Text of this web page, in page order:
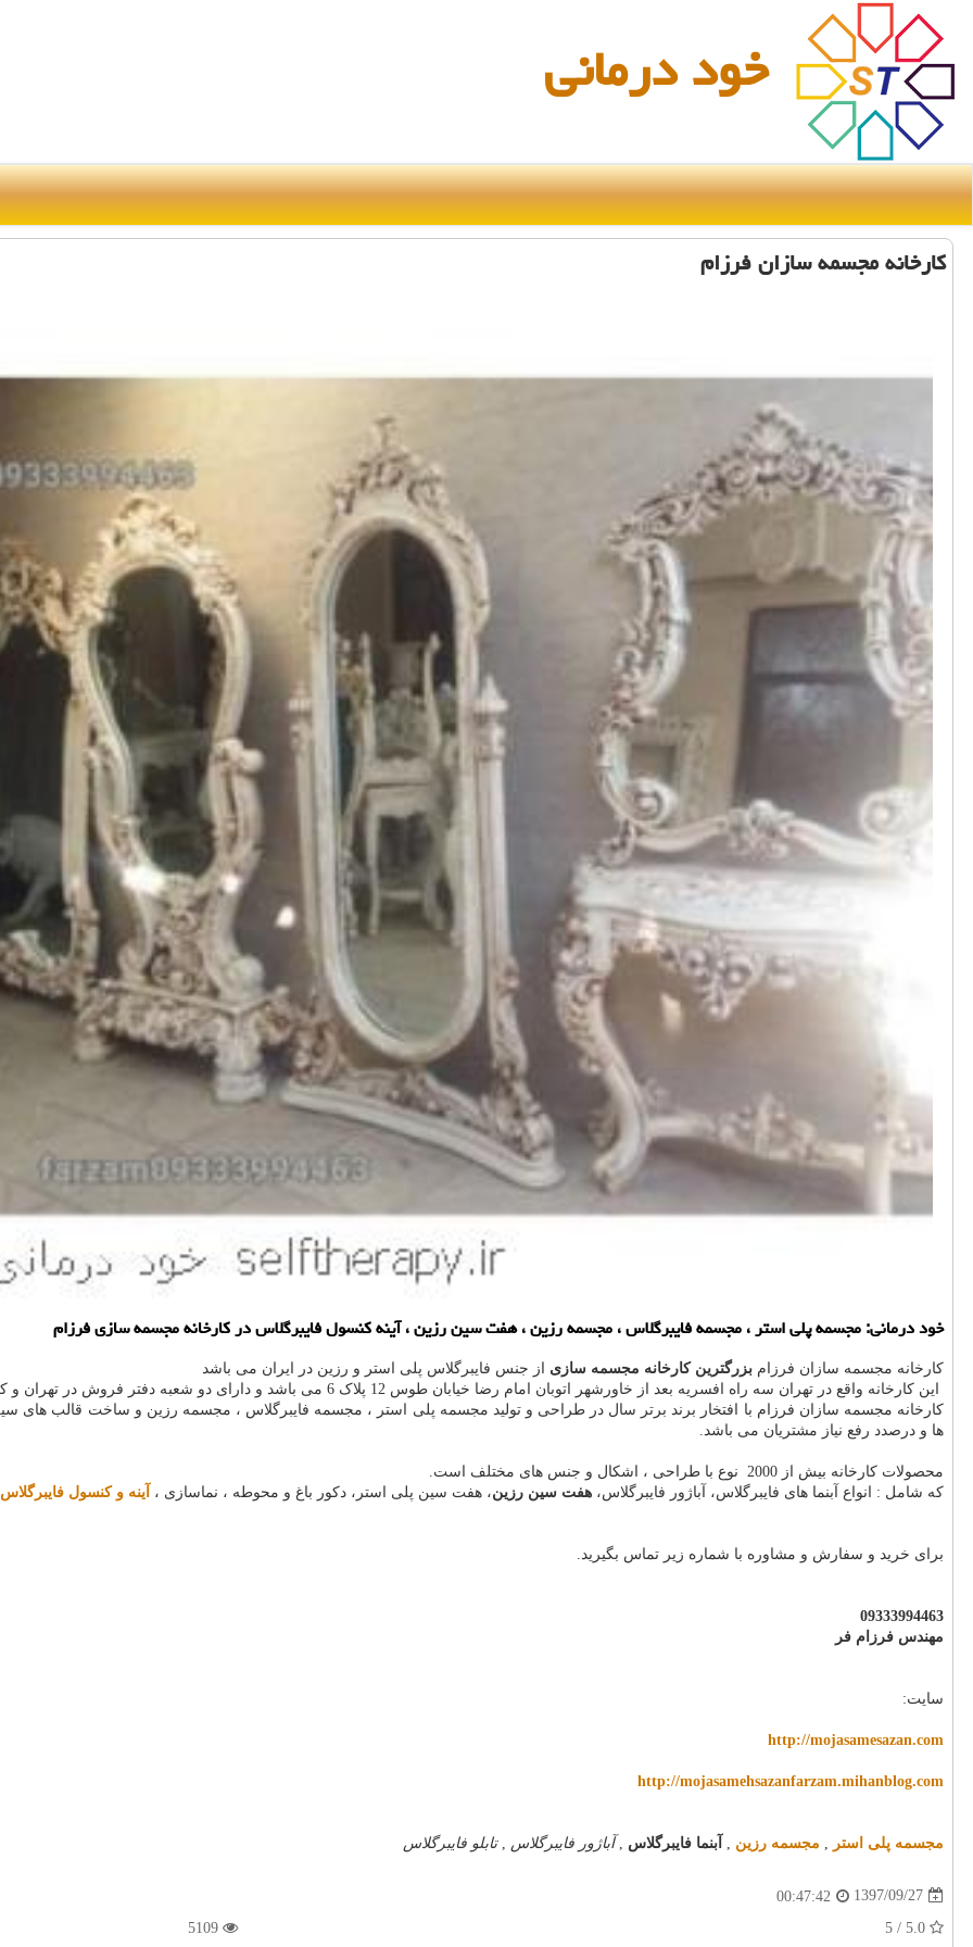
خود درمانی
كارخانه مجسمه سازان فرزام
خود درمانی: مجسمه پلی استر ، مجسمه فایبرگلاس ، مجسمه رزین ، هفت سین رزین ، آینه كنسول فایبرگلاس در كارخانه مجسمه سازی فرزام
کارخانه مجسمه سازان فرزام بزرگترین کارخانه مجسمه سازی از جنس فایبرگلاس پلی استر و رزین در ایران می باشد
این کارخانه واقع در تهران سه راه افسریه بعد از خاورشهر اتوبان امام رضا خیابان طوس 12 پلاک 6 می باشد و دارای دو شعبه دفتر فروش در تهران و کرج است.
کارخانه مجسمه سازان فرزام با افتخار برند برتر سال در طراحی و تولید مجسمه پلی استر ، مجسمه فایبرگلاس ، مجسمه رزین و ساخت قالب
ها و درصدد رفع نیاز مشتریان می باشد.
محصولات کارخانه بیش از 2000 نوع با طراحی ، اشکال و جنس های مختلف است.
که شامل : انواع آبنما های فایبرگلاس، آباژور فایبرگلاس، هفت سین رزین، هفت سین پلی استر، دکور باغ و محوطه ، نماسازی ، آینه و کنسول فایبرگلاس
برای خرید و سفارش و مشاوره با شماره زیر تماس بگیرید.
09333994463
مهندس فرزام فر
سایت:
http://mojasamesazan.com
http://mojasamehsazanfarzam.mihanblog.com
مجسمه پلی استر مجسمه رزین آبنما فایبرگلاس ,آباژور فایبرگلاس ,تابلو فایبرگلاس
1397/09/27
00:47:42